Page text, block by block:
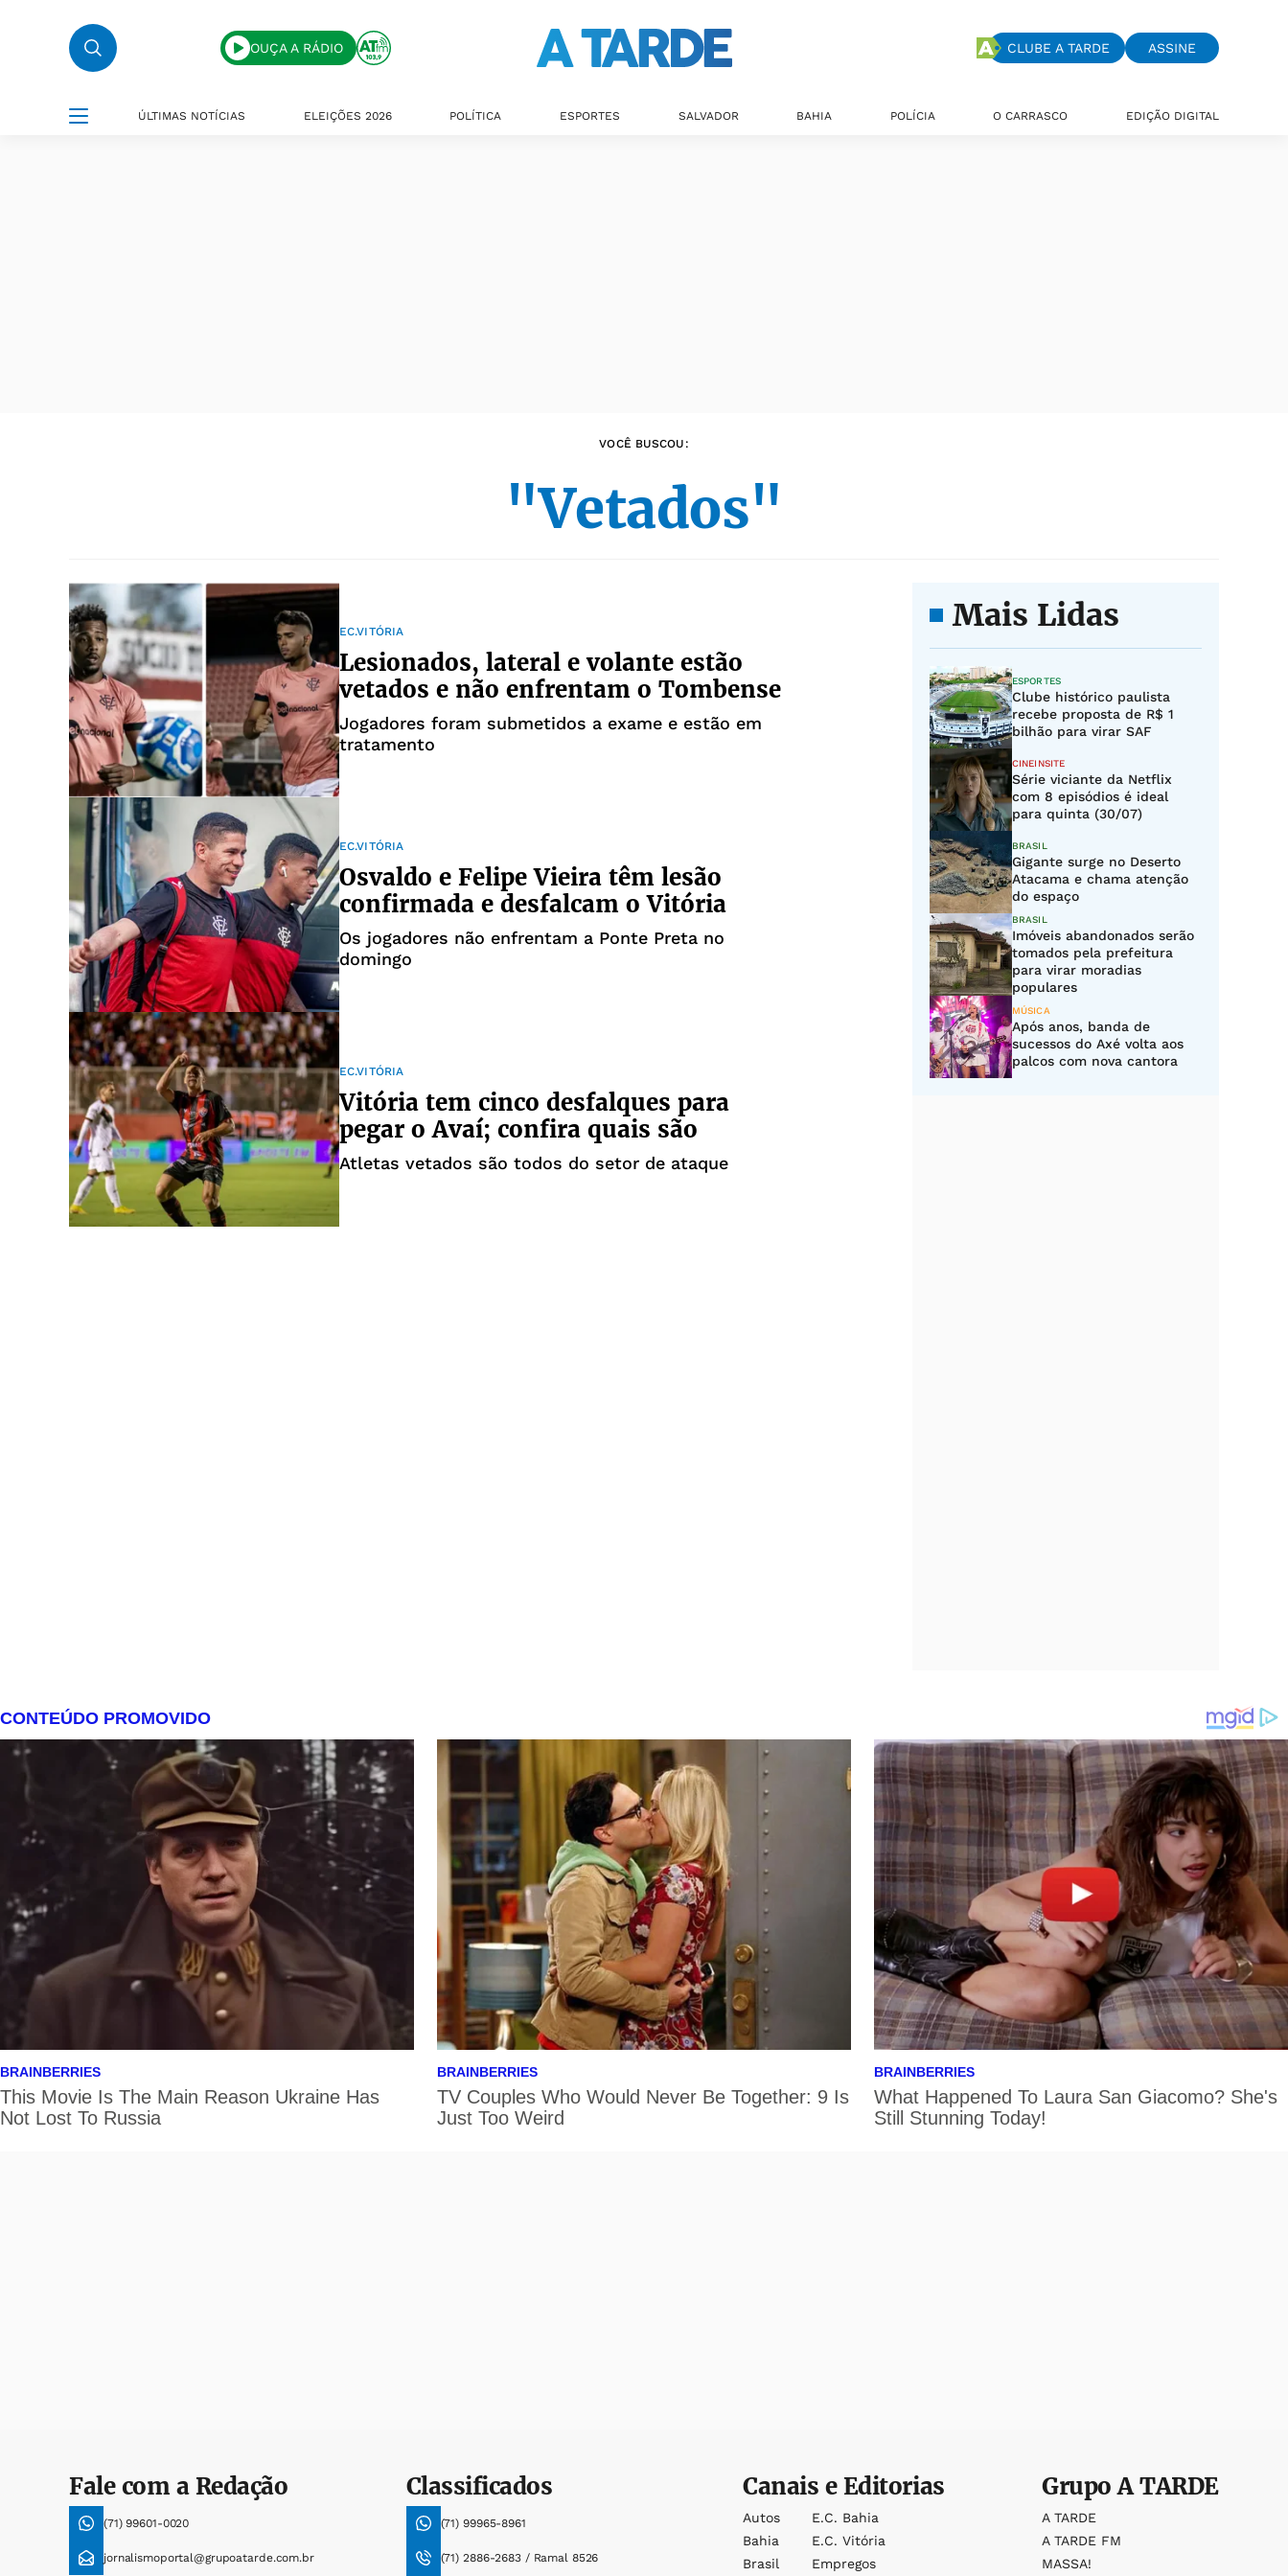
OUÇA A RÁDIO CLUBE A TARDE ASSINE
ÚLTIMAS NOTÍCIAS ELEIÇÕES 2026 POLÍTICA ESPORTES SALVADOR BAHIA POLÍCIA O CARRASCO EDIÇÃO DIGITAL
VOCÊ BUSCOU:
"Vetados"
EC.VITÓRIA
Lesionados, lateral e volante estão
vetados e não enfrentam o Tombense
Jogadores foram submetidos a exame e estão em
tratamento
EC.VITÓRIA
Osvaldo e Felipe Vieira têm lesão
confirmada e desfalcam o Vitória
Os jogadores não enfrentam a Ponte Preta no
domingo
EC.VITÓRIA
Vitória tem cinco desfalques para
pegar o Avaí; confira quais são
Atletas vetados são todos do setor de ataque
Mais Lidas
ESPORTES
Clube histórico paulista
recebe proposta de R$ 1
bilhão para virar SAF
CINEINSITE
Série viciante da Netflix
com 8 episódios é ideal
para quinta (30/07)
BRASIL
Gigante surge no Deserto
Atacama e chama atenção
do espaço
BRASIL
Imóveis abandonados serão
tomados pela prefeitura
para virar moradias
populares
MÚSICA
Após anos, banda de
sucessos do Axé volta aos
palcos com nova cantora
Fale com a Redação
(71) 99601-0020
jornalismoportal@grupoatarde.com.br
Classificados
(71) 99965-8961
(71) 2886-2683 / Ramal 8526
Canais e Editorias
Autos
Bahia
Brasil
E.c. Bahia
E.c. Vitória
Empregos
GrupoA TARDE
A TARDE
A TARDE FM
MASSA!